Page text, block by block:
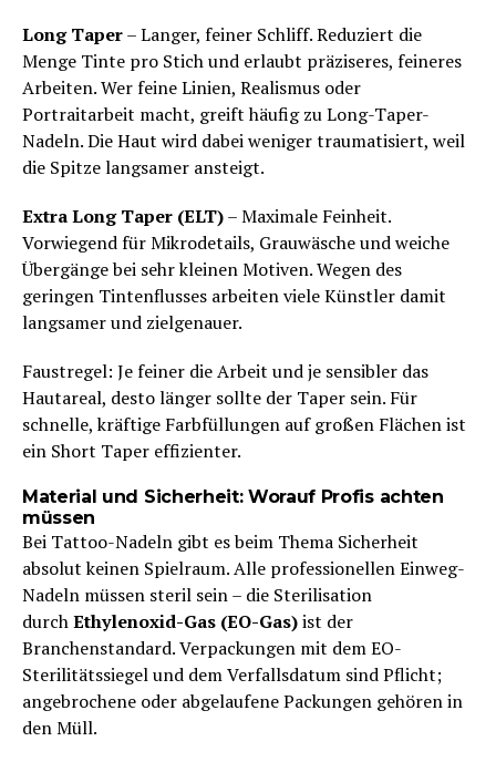
Long Taper– Langer, feiner Schliff. Reduziert die
Menge Tinte pro Stich und erlaubt präziseres, feineres
Arbeiten. Wer feine Linien, Realismus oder
Portraitarbeit macht, greift häufig zu Long-Taper-
Nadeln. Die Haut wird dabei weniger traumatisiert, weil
die Spitze langsamer ansteigt.
Extra Long Taper (ELT)– Maximale Feinheit.
Vorwiegend für Mikrodetails, Grauwäsche und weiche
Übergänge bei sehr kleinen Motiven. Wegen des
geringen Tintenflusses arbeiten viele Künstler damit
langsamer und zielgenauer.
Faustregel: Je feiner die Arbeit und je sensibler das
Hautareal, desto länger sollte der Taper sein. Für
schnelle, kräftige Farbfüllungen auf großen Flächen ist
ein Short Taper effizienter.
Material und Sicherheit: Worauf Profis achten
müssen
Bei Tattoo-Nadeln gibt es beim Thema Sicherheit
absolut keinen Spielraum. Alle professionellen Einweg-
Nadeln müssen steril sein – die Sterilisation
durchEthylenoxid-Gas (EO-Gas)ist der
Branchenstandard. Verpackungen mit dem EO-
Sterilitätssiegel und dem Verfallsdatum sind Pflicht;
angebrochene oder abgelaufene Packungen gehören in
den Müll.